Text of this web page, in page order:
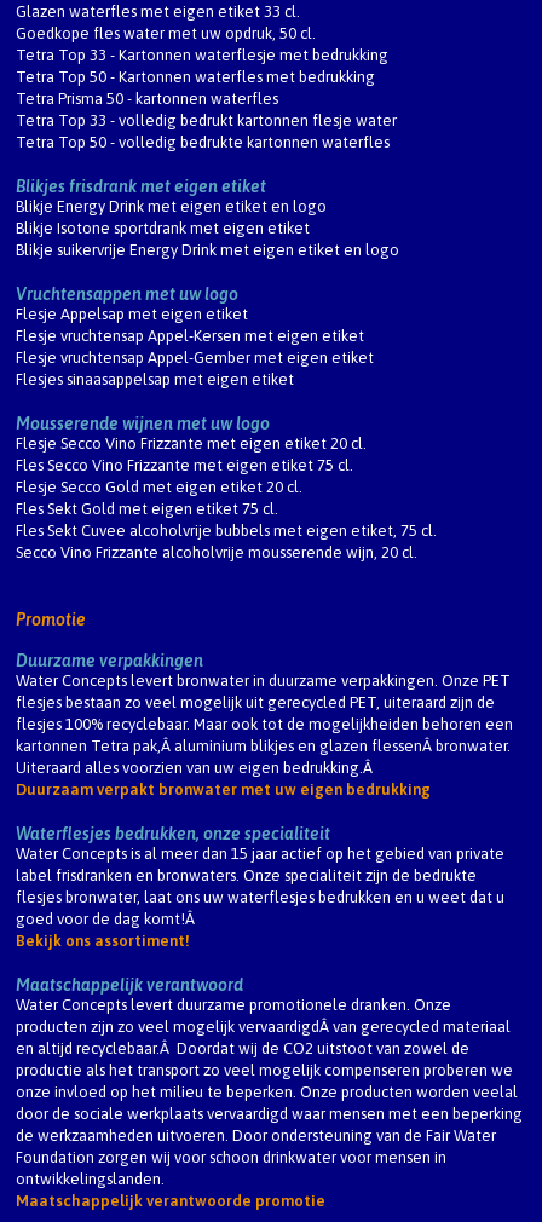
Glazen waterfles met eigen etiket 33 cl.
Goedkope fles water met uw opdruk, 50 cl.
Tetra Top 33 - Kartonnen waterflesje met bedrukking
Tetra Top 50 - Kartonnen waterfles met bedrukking
Tetra Prisma 50 - kartonnen waterfles
Tetra Top 33 - volledig bedrukt kartonnen flesje water
Tetra Top 50 - volledig bedrukte kartonnen waterfles
Blikjes frisdrank met eigen etiket
Blikje Energy Drink met eigen etiket en logo
Blikje Isotone sportdrank met eigen etiket
Blikje suikervrije Energy Drink met eigen etiket en logo
Vruchtensappen met uw logo
Flesje Appelsap met eigen etiket
Flesje vruchtensap Appel-Kersen met eigen etiket
Flesje vruchtensap Appel-Gember met eigen etiket
Flesjes sinaasappelsap met eigen etiket
Mousserende wijnen met uw logo
Flesje Secco Vino Frizzante met eigen etiket 20 cl.
Fles Secco Vino Frizzante met eigen etiket 75 cl.
Flesje Secco Gold met eigen etiket 20 cl.
Fles Sekt Gold met eigen etiket 75 cl.
Fles Sekt Cuvee alcoholvrije bubbels met eigen etiket, 75 cl.
Secco Vino Frizzante alcoholvrije mousserende wijn, 20 cl.
Promotie
Duurzame verpakkingen
Water Concepts levert bronwater in duurzame verpakkingen. Onze PET
flesjes bestaan zo veel mogelijk uit gerecycled PET, uiteraard zijn de
flesjes 100% recyclebaar. Maar ook tot de mogelijkheiden behoren een
kartonnen Tetra pak,Â aluminium blikjes en glazen flessenÂ bronwater.
Uiteraard alles voorzien van uw eigen bedrukking.Â
Duurzaam verpakt bronwater met uw eigen bedrukking
Waterflesjes bedrukken, onze specialiteit
Water Concepts is al meer dan 15 jaar actief op het gebied van private
label frisdranken en bronwaters. Onze specialiteit zijn de bedrukte
flesjes bronwater, laat ons uw waterflesjes bedrukken en u weet dat u
goed voor de dag komt!Â
Bekijk ons assortiment!
Maatschappelijk verantwoord
Water Concepts levert duurzame promotionele dranken. Onze
producten zijn zo veel mogelijk vervaardigdÂ van gerecycled materiaal
en altijd recyclebaar.Â Doordat wij de CO2 uitstoot van zowel de
productie als het transport zo veel mogelijk compenseren proberen we
onze invloed op het milieu te beperken. Onze producten worden veelal
door de sociale werkplaats vervaardigd waar mensen met een beperking
de werkzaamheden uitvoeren. Door ondersteuning van de Fair Water
Foundation zorgen wij voor schoon drinkwater voor mensen in
ontwikkelingslanden.
Maatschappelijk verantwoorde promotie